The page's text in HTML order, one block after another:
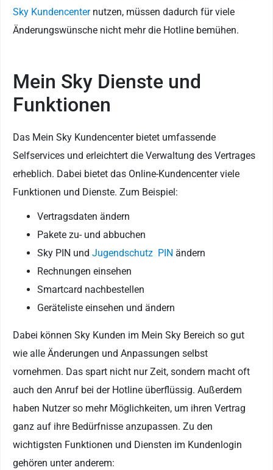
Sky Kundencenternutzen, müssen dadurch für viele
Änderungswünsche nicht mehr die Hotline bemühen.
Mein Sky Dienste und
Funktionen
Das Mein Sky Kundencenter bietet umfassende
Selfservices und erleichtert die Verwaltung des Vertrages
erheblich. Dabei bietet das Online-Kundencenter viele
Funktionen und Dienste. Zum Beispiel:
Vertragsdaten ändern
Pakete zu- und abbuchen
Sky PIN und Jugendschutz PIN ändern
Rechnungen einsehen
Smartcard nachbestellen
Geräteliste einsehen und ändern
Dabei können Sky Kunden im Mein Sky Bereich so gut
wie alle Änderungen und Anpassungen selbst
vornehmen. Das spart nicht nur Zeit, sondern macht oft
auch den Anruf bei der Hotline überflüssig. Außerdem
haben Nutzer so mehr Möglichkeiten, um ihren Vertrag
ganz auf ihre Bedürfnisse anzupassen. Zu den
wichtigsten Funktionen und Diensten im Kundenlogin
gehören unter anderem: